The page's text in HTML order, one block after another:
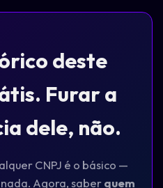
deste
Furar a
dele, não.
CNPJ é o básico —
Agora, saberquem